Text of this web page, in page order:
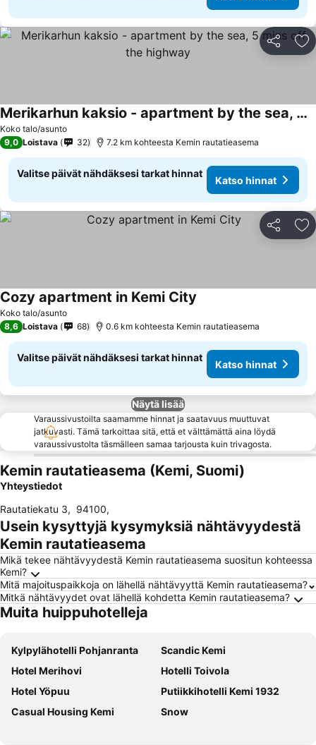
Jaa
Koko talo/asunto
Merikarhun kaksio - apartment by the sea, 5 mins off the highway
9,0 Loistava 32 7.2 km kohteesta Kemin rautatieasema
Valitse päivät nähdäksesi tarkat hinnat
Katso hinnat
Jaa
Koko talo/asunto
Cozy apartment in Kemi City
8,6 Loistava 68 0.6 km kohteesta Kemin rautatieasema
Valitse päivät nähdäksesi tarkat hinnat
Katso hinnat
Näytä lisää
Varaussivustoilta saamamme hinnat ja saatavuus muuttuvat
jatkuvasti. Tämä tarkoittaa sitä, että et välttämättä aina löydä
varaussivustolta täsmälleen samaa tarjousta kuin trivagosta.
Kemin rautatieasema (Kemi, Suomi)
Yhteystiedot
Rautatiekatu 3, 94100,
Usein kysyttyjä kysymyksiä nähtävyydestä
Kemin rautatieasema
Mikä tekee nähtävyydestä Kemin rautatieasema suositun kohteessa
Kemi?
Mitä majoituspaikkoja on lähellä nähtävyyttä Kemin rautatieasema?
Mitkä nähtävyydet ovat lähellä kohdetta Kemin rautatieasema?
Muita huippuhotelleja
Kylpylähotelli Pohjanranta
Scandic Kemi
Hotel Merihovi
Hotelli Toivola
Hotel Yöpuu
Putiikkihotelli Kemi 1932
Casual Housing Kemi
Snow